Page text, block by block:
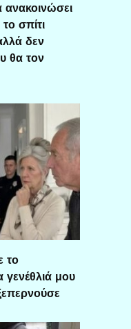
σπίτι
δεν
θα τον
το
μου